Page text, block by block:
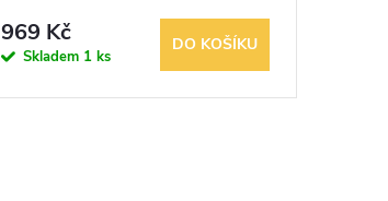
969 Kč
Skladem 1 ks
DO KOŠÍKU